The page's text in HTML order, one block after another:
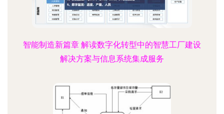
智能制造新篇章 解读数字化转型中的智慧工厂建设
解决方案与信息系统集成服务